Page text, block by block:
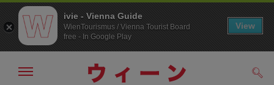
メ
ivie - Vienna Guide
WienTourismus / Vienna Tourist Board
free - In Google Play
View